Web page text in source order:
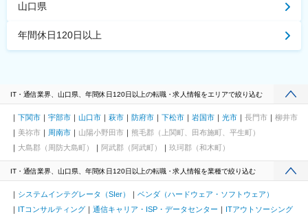
山口県
年間休日120日以上
IT・通信業界、山口県、年間休日120日以上の転職・求人情報をエリアで絞り込む
下関市 宇部市 山口市 萩市 防府市 下松市 岩国市 光市 長門市
柳井市
美祢市
周南市 山陽小野田市
熊毛郡（上関町、田布施町、平生町）
大島郡（周防大島町）
阿武郡（阿武町） 玖珂郡（和木町）
IT・通信業界、山口県、年間休日120日以上の転職・求人情報を業種で絞り込む
システムインテグレータ（SIer）
ベンダ（ハードウェア・ソフトウェア）
ITコンサルティング
通信キャリア・ISP・データセンター ITアウトソーシング